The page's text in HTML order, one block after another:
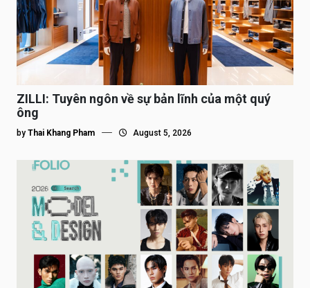
ZILLI: Tuyên ngôn về sự bản lĩnh của một quý
ông
by Thai Khang Pham August 5, 2026